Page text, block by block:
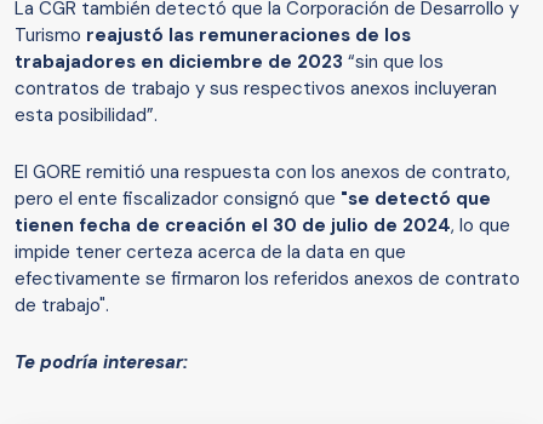
La CGR también detectó que la Corporación de Desarrollo y
Turismo reajustó las remuneraciones de los
trabajadores en diciembre de 2023 “sin que los
contratos de trabajo y sus respectivos anexos incluyeran
esta posibilidad”.
El GORE remitió una respuesta con los anexos de contrato,
pero el ente fiscalizador consignó que "se detectó que
tienen fecha de creación el 30 de julio de 2024, lo que
impide tener certeza acerca de la data en que
efectivamente se firmaron los referidos anexos de contrato
de trabajo".
Te podría interesar: